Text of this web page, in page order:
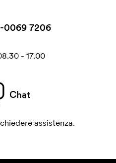
0069 7206
- 17.00
Chat
assistenza.